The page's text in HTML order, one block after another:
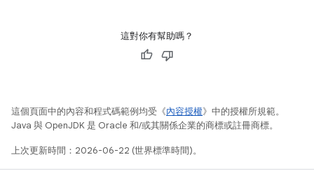
這對你有幫助嗎？
這個頁面中的內容和程式碼範例均受《內容授權》中的授權所規範。
Java 與 OpenJDK 是 Oracle 和/或其關係企業的商標或註冊商標。
上次更新時間：2026-06-22 (世界標準時間)。